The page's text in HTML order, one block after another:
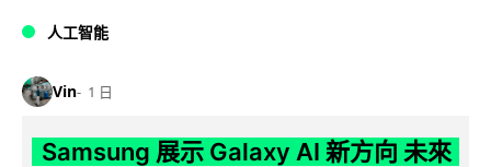
人工智能
Vin 1 日
Samsung 展示 Galaxy AI 新方向 未來